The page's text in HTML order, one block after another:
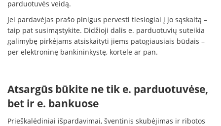
parduotuvės veidą.
Jei pardavėjas prašo pinigus pervesti tiesiogiai į jo sąskaitą –
taip pat susimąstykite. Didžioji dalis e. parduotuvių suteikia
galimybę pirkėjams atsiskaityti jiems patogiausiais būdais –
per elektroninę bankininkystę, kortele ar pan.
Atsargūs būkite ne tik e. parduotuvėse,
bet ir e. bankuose
Prieškalėdiniai išpardavimai, šventinis skubėjimas ir ribotos